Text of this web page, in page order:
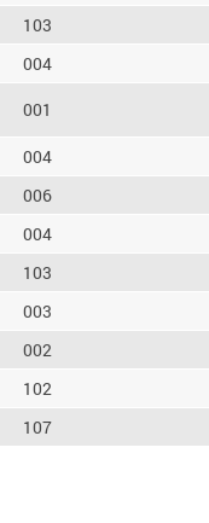
103
004
001
004
006
004
103
003
002
102
107